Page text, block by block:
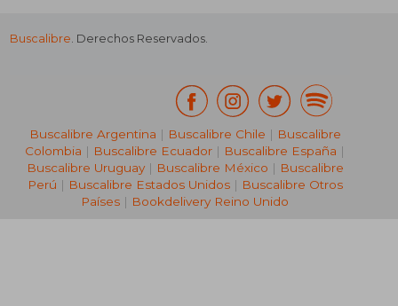
Buscalibre. Derechos Reservados.
Buscalibre Argentina | Buscalibre Chile | Buscalibre
Colombia | Buscalibre Ecuador | Buscalibre España |
Buscalibre Uruguay| Buscalibre México | Buscalibre
Perú | Buscalibre Estados Unidos| Buscalibre Otros
Países | Bookdelivery Reino Unido